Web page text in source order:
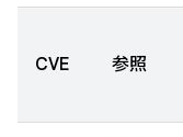
CVE 参照